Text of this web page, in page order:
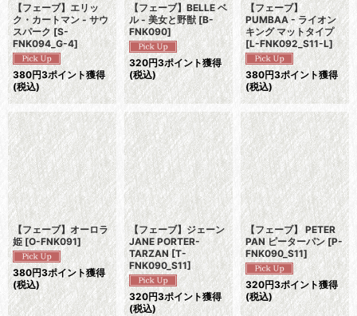
【フェーブ】エリッ
ク・カートマン - サウ
スパーク [S-
FNK094_G-4]
380円3ポイント獲得
(税込)
【フェーブ】BELLE ベ
ル - 美女と野獣 [B-
FNK090]
320円3ポイント獲得
(税込)
【フェーブ】
PUMBAA - ライオン
キング マットタイプ
[L-FNK092_S11-L]
380円3ポイント獲得
(税込)
【フェーブ】オーロラ
姫 [O-FNK091]
380円3ポイント獲得
(税込)
【フェーブ】ジェーン
JANE PORTER-
TARZAN [T-
FNK090_S11]
320円3ポイント獲得
(税込)
【フェーブ】 PETER
PAN ピーターパン [P-
FNK090_S11]
320円3ポイント獲得
(税込)